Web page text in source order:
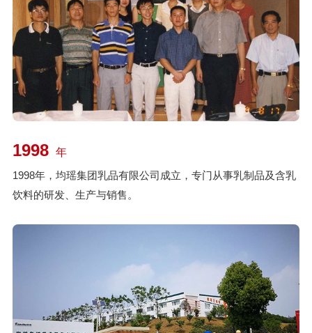
1998 年
1998年，均瑶集团乳品有限公司成立，专门从事乳制品及含乳
饮料的研发、生产与销售。